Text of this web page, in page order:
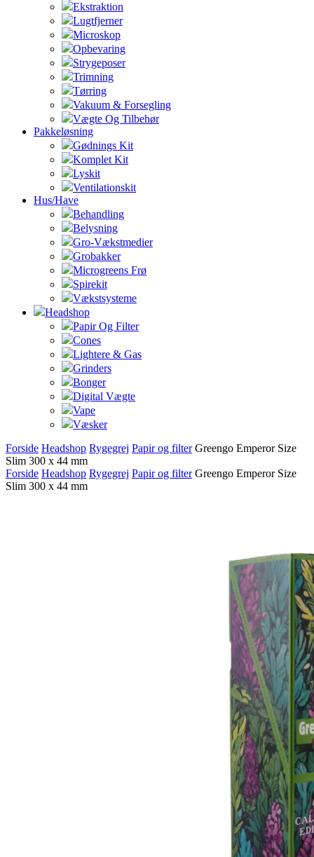
Ekstraktion
Lugtfjerner
Microskop
Opbevaring
Strygeposer
Trimning
Tørring
Vakuum & Forsegling
Vægte Og Tilbehør
Pakkeløsning
Gødnings Kit
Komplet Kit
Lyskit
Ventilationskit
Hus/Have
Behandling
Belysning
Gro-Vækstmedier
Grobakker
Microgreens Frø
Spirekit
Vækstsysteme
Headshop
Papir Og Filter
Cones
Lightere & Gas
Grinders
Bonger
Digital Vægte
Vape
Væsker
Forside Headshop Rygegrej Papir og filter Greengo Emperor Size
Slim 300 x 44 mm
Forside Headshop Rygegrej Papir og filter Greengo Emperor Size
Slim 300 x 44 mm